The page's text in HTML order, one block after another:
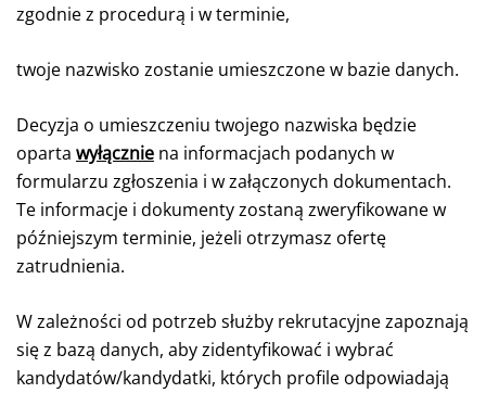
zgodnie z procedurą i w terminie,
twoje nazwisko zostanie umieszczone w bazie danych.
Decyzja o umieszczeniu twojego nazwiska będzie
oparta wyłącznie na informacjach podanych w
formularzu zgłoszenia i w załączonych dokumentach.
Te informacje i dokumenty zostaną zweryfikowane w
późniejszym terminie, jeżeli otrzymasz ofertę
zatrudnienia.
W zależności od potrzeb służby rekrutacyjne zapoznają
się z bazą danych, aby zidentyfikować i wybrać
kandydatów/kandydatki, których profile odpowiadają